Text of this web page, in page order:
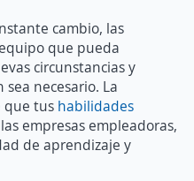
cambio, las
que pueda
circunstancias y
necesario. La
que tus habilidades
empresas empleadoras,
de aprendizaje y